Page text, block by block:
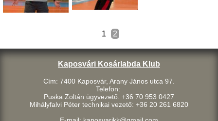
1 2
Kaposvári Kosárlabda Klub
Cím: 7400 Kaposvár, Arany János utca 97.
Telefon:
Puska Zoltán ügyvezető: +36 70 953 0427
Mihályfalvi Péter technikai vezető: +36 20 261 6820